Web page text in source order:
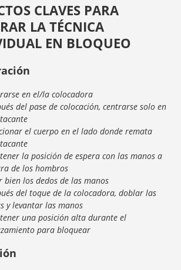
CLAVES PARA
LA TÉCNICA
EN BLOQUEO
en el/la colocadora
del pase de colocación, centrarse solo en
el cuerpo en el lado donde remata
la posición de espera con las manos a
de los hombros
bien los dedos de las manos
del toque de la colocadora, doblar las
y levantar las manos
una posición alta durante el
para bloquear